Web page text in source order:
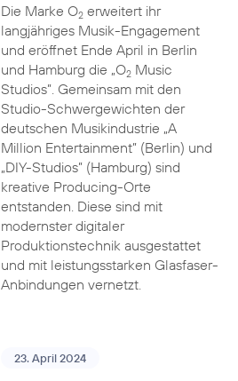
Die Marke O2erweitert ihr
langjähriges Musik-Engagement
und eröffnet Ende April in Berlin
und Hamburg die „O2Music
Studios”. Gemeinsam mit den
Studio-Schwergewichten der
deutschen Musikindustrie „A
Million Entertainment” (Berlin) und
„DIY-Studios” (Hamburg) sind
kreative Producing-Orte
entstanden. Diese sind mit
modernster digitaler
Produktionstechnik ausgestattet
und mit leistungsstarken Glasfaser-
Anbindungen vernetzt.
23. April 2024